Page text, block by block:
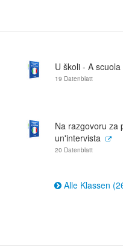
U školi - A scuola
19 Datenblatt
Na razgovoru za
un'intervista
20 Datenblatt
Alle Klassen